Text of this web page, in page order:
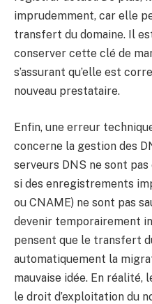
imprudemment, car elle
transfert du domaine. Il
conserver cette clé de
s’assurant qu’elle est
nouveau prestataire.
Enfin, une erreur
concerne la gestion des
serveurs DNS ne sont
si des enregistrements
ou CNAME) ne sont pas
devenir temporairement
pensent que le transfert
automatiquement la
mauvaise idée. En
le droit d’exploitation du